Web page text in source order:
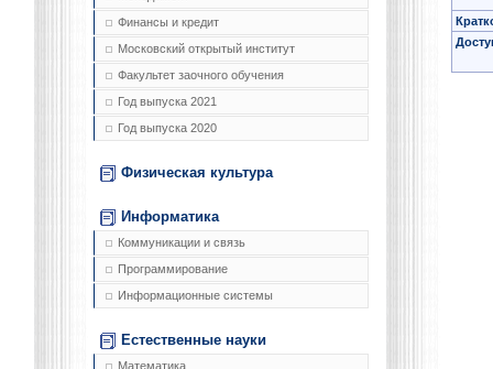
Финансы и кредит
Московский открытый институт
Факультет заочного обучения
Год выпуска 2021
Год выпуска 2020
Физическая культура
Информатика
Коммуникации и связь
Программирование
Информационные системы
Естественные науки
Математика